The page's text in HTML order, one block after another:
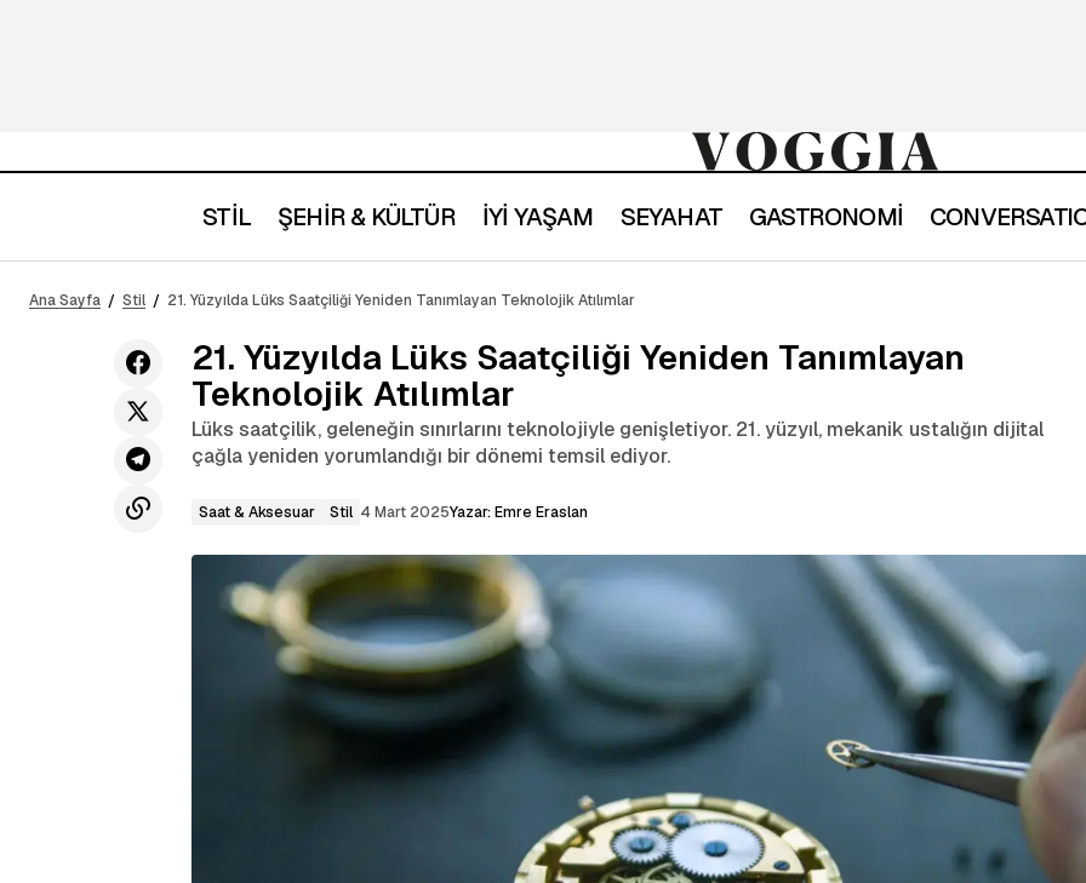
STİL ŞEHİR & KÜLTÜR İYİ YAŞAM SEYAHAT GASTRONOMİ
Neden Akıllı Bir Tercih?
Saat & Aksesuar Stil 21. Yüzyılda Lüks Saatçiliği Yeniden Tanımlayan
Ana Sayfa Stil 21. Yüzyılda Lüks Saatçiliği Yeniden Tanımlayan Teknolojik Atılımlar
21. Yüzyılda Lüks Saatçiliği Yeniden Tanımlayan
Teknolojik Atılımlar
Lüks saatçilik, geleneğin sınırlarını teknolojiyle genişletiyor. 21. yüzyıl, mekanik ustalığın dijital
çağla yeniden yorumlandığı bir dönemi temsil ediyor.
Saat & Aksesuar Stil 4 Mart 2025Yazar: Emre Eraslan